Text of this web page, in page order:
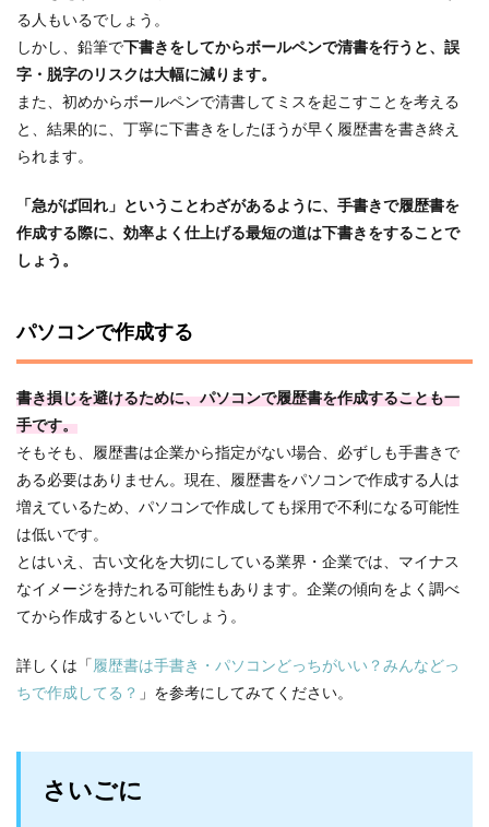
る人もいるでしょう。
しかし、鉛筆で 下書きをしてからボールペンで清書を行うと、誤
字・脱字のリスクは大幅に減ります。
また、初めからボールペンで清書してミスを起こすことを考える
と、結果的に、丁寧に下書きをしたほうが早く履歴書を書き終え
られます。
「急がば回れ」ということわざがあるように、手書きで履歴書を
作成する際に、効率よく仕上げる最短の道は下書きをすることで
しょう。
パソコンで作成する
書き損じを避けるために、パソコンで履歴書を作成することも一
手です。
そもそも、履歴書は企業から指定がない場合、必ずしも手書きで
ある必要はありません。現在、履歴書をパソコンで作成する人は
増えているため、パソコンで作成しても採用で不利になる可能性
は低いです。
とはいえ、古い文化を大切にしている業界・企業では、マイナス
なイメージを持たれる可能性もあります。企業の傾向をよく調べ
てから作成するといいでしょう。
詳しくは「 履歴書は手書き・パソコンどっちがいい？みんなどっ
ちで作成してる？ 」を参考にしてみてください。
さいごに